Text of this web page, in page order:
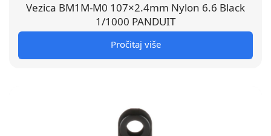
Vezica BM1M-M0 107×2.4mm Nylon 6.6 Black
1/1000 PANDUIT
Pročitaj više